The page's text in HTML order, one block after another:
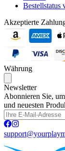
Bestellstatus
Akzeptierte
Währung
Newsletter
Abonnieren Sie,
und neuesten